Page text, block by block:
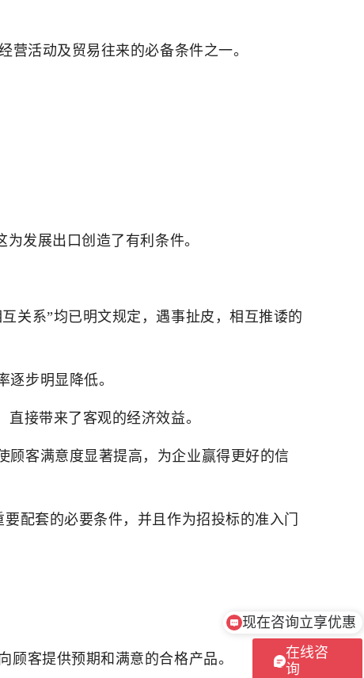
活动及贸易往来的必备条件之一。
发展出口创造了有利条件。
关系”均已明文规定，遇事扯皮，相互推诿的
步明显降低。
接带来了客观的经济效益。
顾客满意度显著提高，为企业赢得更好的信
配套的必要条件，并且作为招投标的准入门
客提供预期和满意的合格产品。
在线咨
询
现在咨询立享优惠